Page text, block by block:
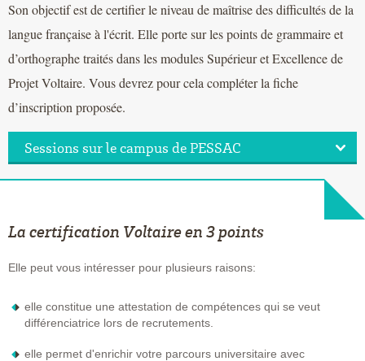
Son objectif est de certifier le niveau de maîtrise des difficultés de la
langue française à l'écrit. Elle porte sur les points de grammaire et
d’orthographe traités dans les modules Supérieur et Excellence de
Projet Voltaire. Vous devrez pour cela compléter la fiche
d’inscription proposée.
Sessions sur le campus de PESSAC
La certification Voltaire en 3 points
Elle peut vous intéresser pour plusieurs raisons:
elle constitue une attestation de compétences qui se veut
différenciatrice lors de recrutements.
elle permet d'enrichir votre parcours universitaire avec